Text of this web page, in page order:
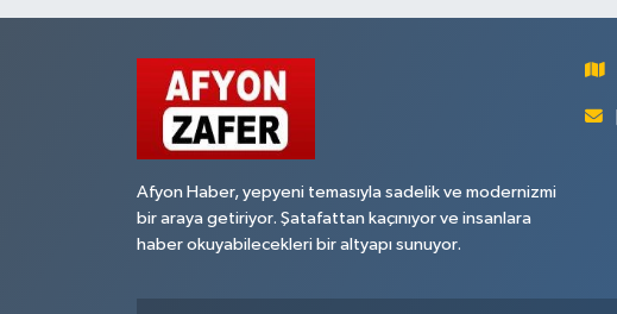
Afyon Haber, yepyeni temasıyla sadelik ve modernizmi
bir araya getiriyor. Şatafattan kaçınıyor ve insanlara
haber okuyabilecekleri bir altyapı sunuyor.